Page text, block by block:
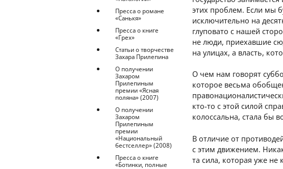
Пресса о романе
«Санькя»
Пресса о книге
«Грех»
Статьи о творчестве
Захара Прилепина
О получении
Захаром
Прилепиным
премии «Ясная
поляна» (2007)
О получении
Захаром
Прилепиным
премии
«Национальный
бестселлер» (2008)
Пресса о книге
«Ботинки, полные
этих проблем. Если мы
исключительно на
глуповато с нашей
не люди, приехавшие
на улицах, а власть,
О чем нам говорят
которое весьма
кто-то с этой силой
колоссальна, стала бы
В отличие от
с этим движением.
та сила, которая уже